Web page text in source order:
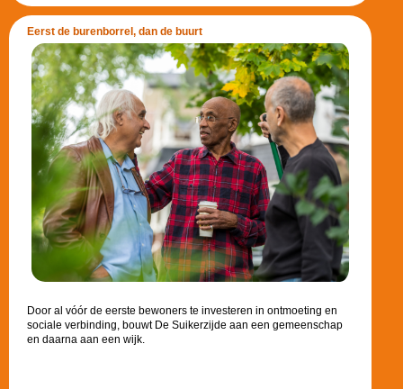
Eerst de burenborrel, dan de buurt
Door al vóór de eerste bewoners te investeren in ontmoeting en
sociale verbinding, bouwt De Suikerzijde aan een gemeenschap
en daarna aan een wijk.